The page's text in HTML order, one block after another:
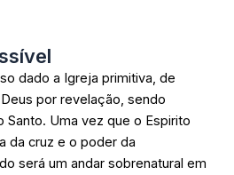
dado a Igreja primitiva, de
por revelação, sendo
Santo. Uma vez que o Espirito
da cruz e o poder da
será um andar sobrenatural em